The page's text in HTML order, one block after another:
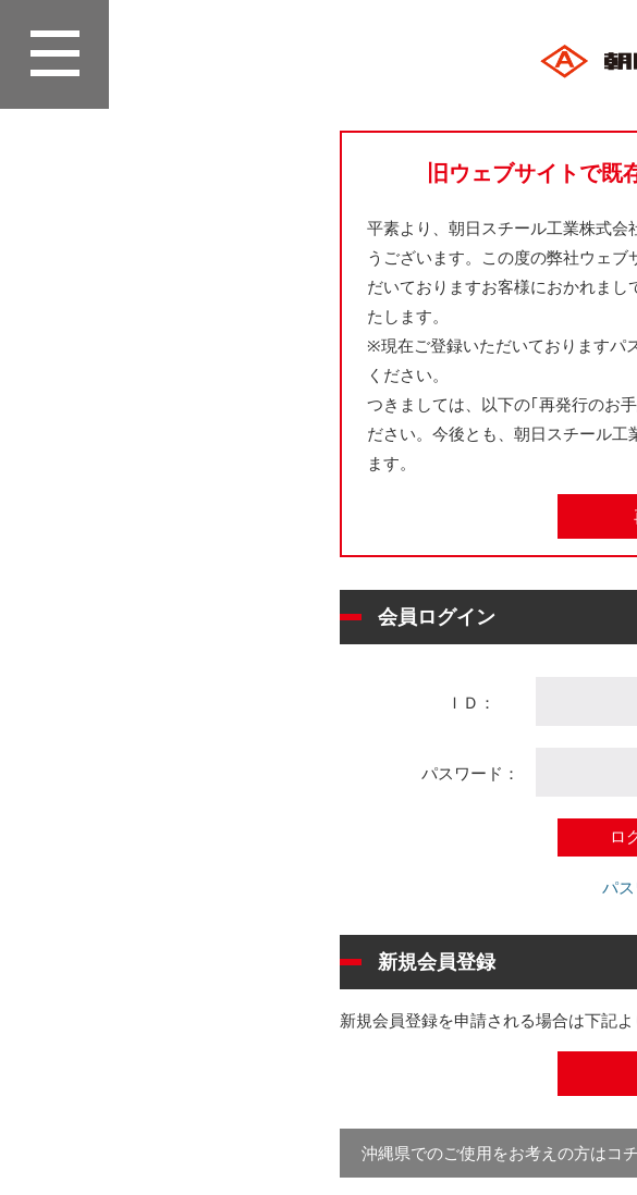
旧ウェブサイトで
平素より、朝日スチール工業株式会
うございます。この度の弊社ウェ
だいておりますお客様におかれま
たします。
※現在ご登録いただいておりますパ
ください。
つきましては、以下の｢再発行のお
ださい。今後とも、朝日スチール
ます。
会員ログイン
ＩＤ：
パスワード：
パ
新規会員登録
新規会員登録を申請される場合は下記よ
沖縄県でのご使用をお考えの方はコ